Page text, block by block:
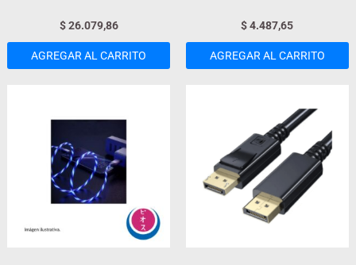
$26.079,86
AGREGAR AL CARRITO
$4.487,65
AGREGAR AL CARRITO